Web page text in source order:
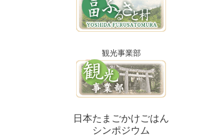
観光事業部
日本たまごかけごはん
シンポジウム